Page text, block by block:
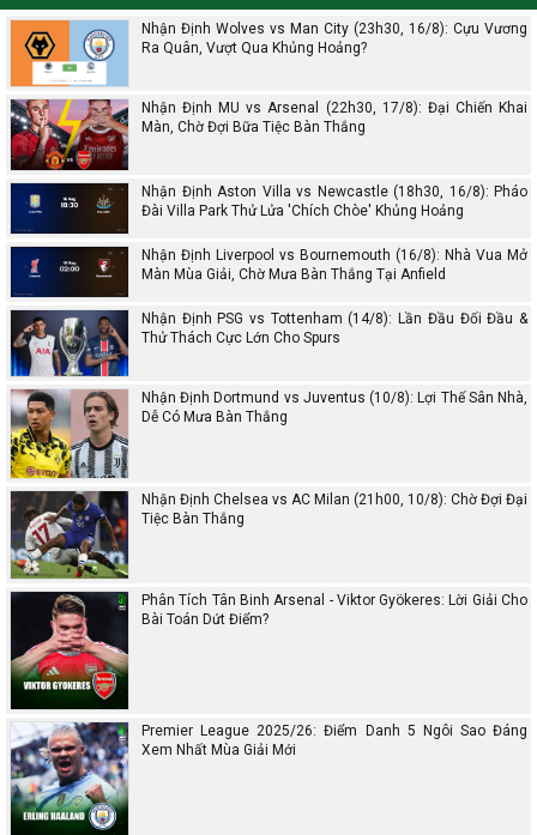
Nhận Định Wolves vs Man City (23h30, 16/8): Cựu Vương
Ra Quân, Vượt Qua Khủng Hoảng?
Nhận Định MU vs Arsenal (22h30, 17/8): Đại Chiến Khai
Màn, Chờ Đợi Bữa Tiệc Bàn Thắng
Nhận Định Aston Villa vs Newcastle (18h30, 16/8): Pháo
Đài Villa Park Thử Lửa 'Chích Chòe' Khủng Hoảng
Nhận Định Liverpool vs Bournemouth (16/8): Nhà Vua Mở
Màn Mùa Giải, Chờ Mưa Bàn Thắng Tại Anfield
Nhận Định PSG vs Tottenham (14/8): Lần Đầu Đối Đầu &
Thử Thách Cực Lớn Cho Spurs
Nhận Định Dortmund vs Juventus (10/8): Lợi Thế Sân Nhà,
Dễ Có Mưa Bàn Thắng
Nhận Định Chelsea vs AC Milan (21h00, 10/8): Chờ Đợi Đại
Tiệc Bàn Thắng
Phân Tích Tân Binh Arsenal - Viktor Gyökeres: Lời Giải Cho
Bài Toán Dứt Điểm?
Premier League 2025/26: Điểm Danh 5 Ngôi Sao Đáng
Xem Nhất Mùa Giải Mới